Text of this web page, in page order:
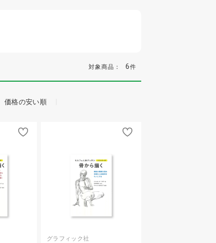
対象商品： 6件
価格の安い順
グラフィック社